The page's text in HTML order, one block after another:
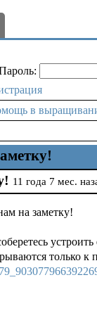
в
11 года 7 мес.
на заметку!
только к